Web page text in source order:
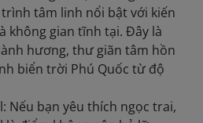
tâm linh nổi bật với kiến
không gian tĩnh tại. Đây là
hương, thư giãn tâm hồn
biển trời Phú Quốc từ độ
Nếu bạn yêu thích ngọc trai,